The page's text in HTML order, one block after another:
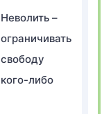
Неволить –
ограничивать
свободу
кого-либо